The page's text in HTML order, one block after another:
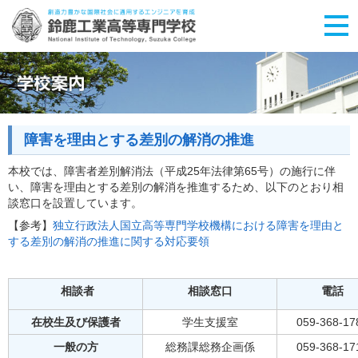
障害を理由とする差別の解消の推進
本校では、障害者差別解消法（平成25年法律第65号）の施行に伴
い、障害を理由とする差別の解消を推進するため、以下のとおり相
談窓口を設置しています。
【参考】 独立行政法人国立高等専門学校機構における障害を理由と
する差別の解消の推進に関する対応要領
相談者 相談窓口 電話
在校生及び保護者 学生支援室
059-368-
一般の方
総務課総務企画係
059-368-